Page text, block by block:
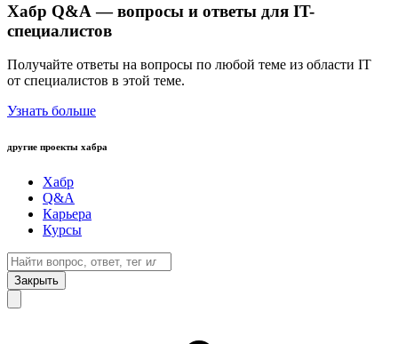
Хабр Q&A — вопросы и ответы для IT-
специалистов
Получайте ответы на вопросы по любой теме из области IT
от специалистов в этой теме.
Узнать больше
другие проекты хабра
Хабр
Q&A
Карьера
Курсы
Закрыть